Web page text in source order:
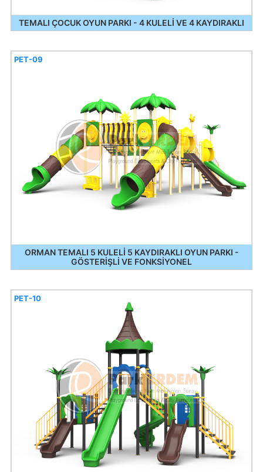
TEMALI ÇOCUK OYUN PARKI - 4 KULELİ VE 4 KAYDIRAKLI
ORMAN TEMALI 5 KULELİ 5 KAYDIRAKLI OYUN PARKI -
GÖSTERİŞLİ VE FONKSİYONEL
PET-09
PET-10